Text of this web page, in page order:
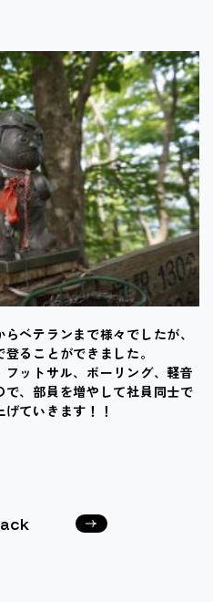
ベテランまで様々でしたが、
ることができました。
ットサル、ボーリング、軽音
、部員を増やして社員同士で
ていきます！！
前の